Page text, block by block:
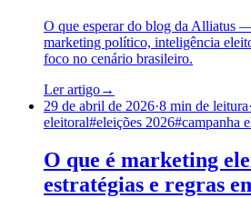
O que esperar do blog da Alliatus
marketing político, inteligência
foco no cenário brasileiro.
Ler artigo→
29 de abril de 2026·8 min de leitura·
eleitoral#eleições 2026#campanha
O que é marketing
estratégias e regras